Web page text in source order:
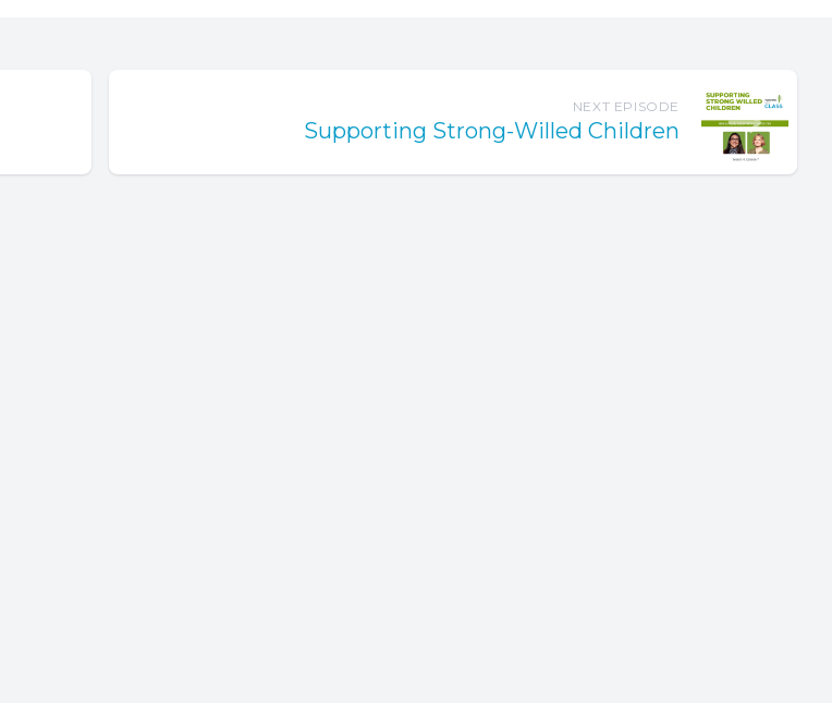
NEXT EPISODE
Supporting Strong-Willed Children